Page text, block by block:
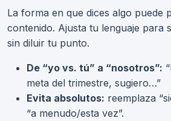
La forma en que dices algo puede
contenido. Ajusta tu lenguaje para
sin diluir tu punto.
De “yo vs. tú” a “nosotros”:
meta del trimestre, sugiero…”
Evita absolutos: reemplaza
“a menudo/esta vez”.